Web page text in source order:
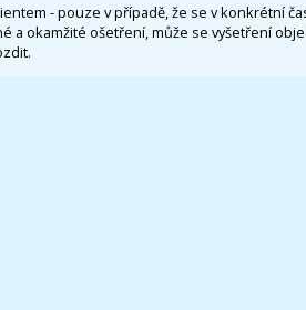
- pouze v případě, že se v konkrétní
a okamžité ošetření, může se vyšetření